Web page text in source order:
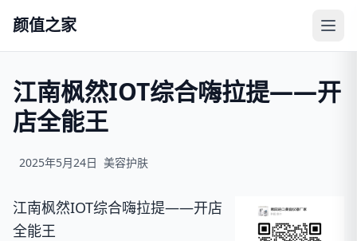
颜值之家
江南枫然IOT综合嗨拉提——开
店全能王
2025年5月24日 美容护肤
江南枫然IOT综合嗨拉提——开店
全能王